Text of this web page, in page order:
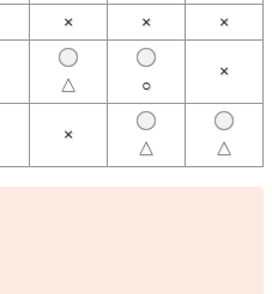
を得た、オールシーズン型の軽量
ルオーバー。フェアトレード・サ
コットン・イン・コンバージョン
口部に施したドローコードでしっ
付き
ト
× × ×
△
○
×
×
△
△